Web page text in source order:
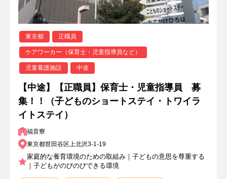
東京都 正職員
ケアワーカー（保育士・児童指導員など）
児童養護施設 中途
【中途】【正職員】保育士・児童指導員 募
集！！（子どものショートステイ・トワイラ
イトステイ）
福音寮
東京都世田谷区上北沢3-1-19
家庭的な養育環境のための取組み｜子どもの意思を尊重する
｜子どもがのびのびできる環境